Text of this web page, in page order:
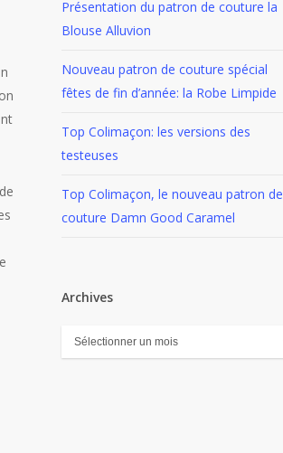
Présentation du patron de couture la
Blouse Alluvion
Nouveau patron de couture spécial
fêtes de fin d’année: la Robe Limpide
Top Colimaçon: les versions des
testeuses
Top Colimaçon, le nouveau patron de
couture Damn Good Caramel
Archives
Archives